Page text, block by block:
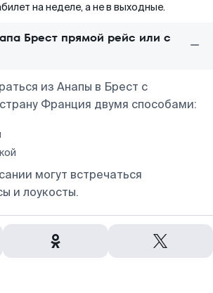
на неделе, а не в выходные.
Брест прямой рейс или с
из Анапы в Брест с
Франция двумя способами:
могут встречаться
и лоукосты.